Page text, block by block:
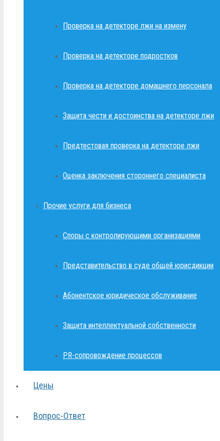
Проверка на детекторе лжи на измену
Проверка на детекторе подростков
Проверка на детекторе домашнего персонала
Защита чести и достоинства на детекторе лжи
Предтестовая проверка на детекторе лжи
Оценка заключения стороннего специалиста
Прочие услуги для бизнеса
Споры с контролирующими организациями
Представительство в суде общей юрисдикции
Абонентское юридическое обслуживание
Защита интеллектуальной собственности
PR-сопровождение процессов
Цены
Вопрос-Ответ